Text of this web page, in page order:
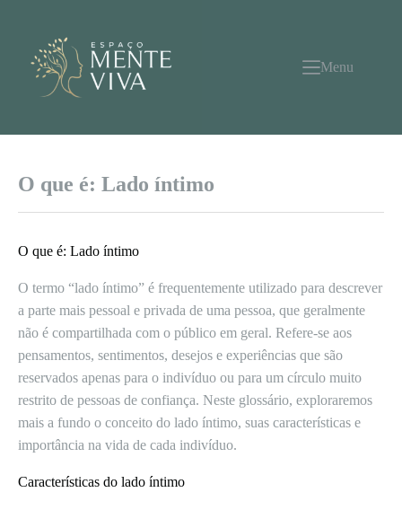
conteúdo
Menu
O que é: Lado íntimo
O que é: Lado íntimo
O termo “lado íntimo” é frequentemente utilizado para descrever
a parte mais pessoal e privada de uma pessoa, que geralmente
não é compartilhada com o público em geral. Refere-se aos
pensamentos, sentimentos, desejos e experiências que são
reservados apenas para o indivíduo ou para um círculo muito
restrito de pessoas de confiança. Neste glossário, exploraremos
mais a fundo o conceito do lado íntimo, suas características e
importância na vida de cada indivíduo.
Características do lado íntimo